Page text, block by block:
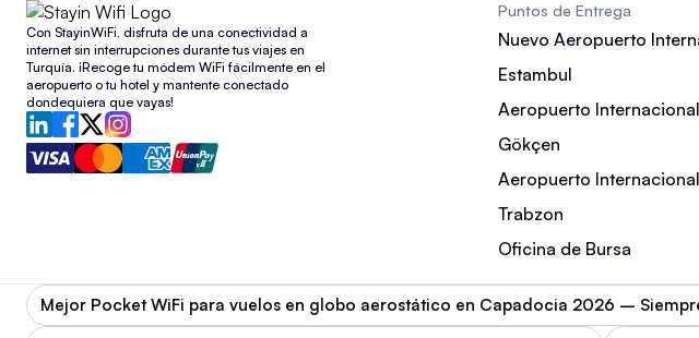
Con StayinWiFi, disfruta de una conectividad a
internet sin interrupciones durante tus viajes en
Turquía. ¡Recoge tu módem WiFi fácilmente en el
aeropuerto o tu hotel y mantente conectado
dondequiera que vayas!
Puntos de Entrega
Nuevo Aeropuerto
Estambul
Aeropuerto
Gökçen
Aeropuerto
Trabzon
Oficina de Bursa
Mejor Pocket WiFi para vuelos en globo aerostático en Capadocia 2026 –